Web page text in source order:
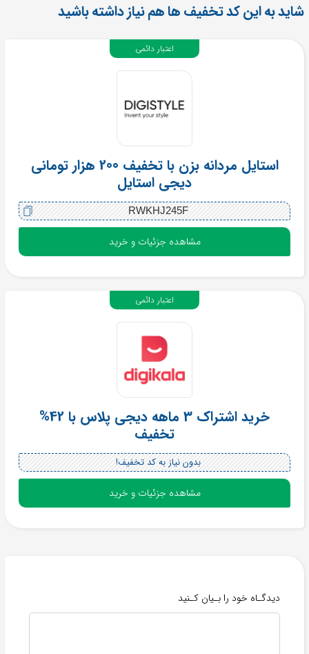
شاید به این کد تخفیف ها هم نیاز داشته باشید
استایل مردانه بزن با تخفیف 200 هزار تومانی
دیجی استایل
RWKHJ245F
مشاهده جزئیات و خرید
اعتبار دائمی
خرید اشتراک 3 ماهه دیجی پلاس با 42%
تخفیف
بدون نیاز به کد تخفیف!
مشاهده جزئیات و خرید
اعتبار دائمی
دیدگـاه خود را بـیان کـنید